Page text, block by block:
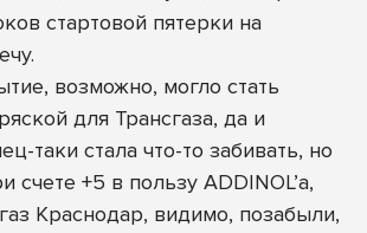
стартовой пятерки на
возможно, могло стать
для Трансгаза, да и
таки стала что-то забивать, но
счете +5 в пользу ADDINOL’а,
Краснодар, видимо, позабыли,